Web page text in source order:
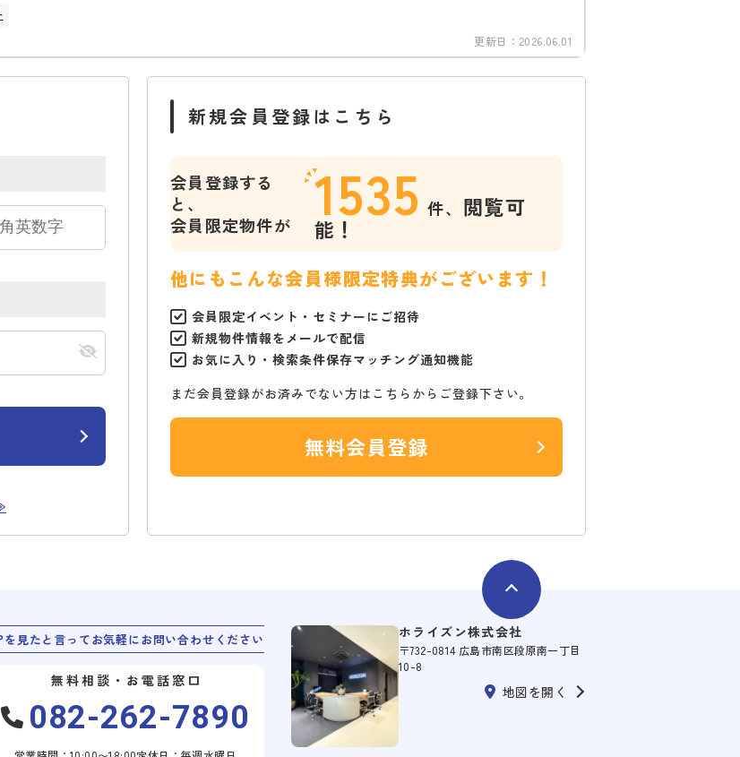
更新日： 2026.06.01
新規会員登録はこちら
会員登録する
と、
会員限定物件が
1535 件、 閲覧可
能！
他にもこんな会員様限定特典がございます！
会員限定イベント・セミナーにご招待
新規物件情報をメールで配信
お気に入り・検索条件保存マッチング通知機能
まだ会員登録がお済みでない方はこちらからご登録下さい。
無料会員登録
を見たと言ってお気軽にお問い合わせください
無料相談・お電話窓口
082-262-7890
ホライズン株式会社
〒732-0814 広島市南区段原南一丁目
10-8
地図を開く